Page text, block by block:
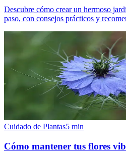
Descubre cómo crear un hermoso
paso, con consejos prácticos y
Cuidado de Plantas5 min
Cómo mantener tus flores